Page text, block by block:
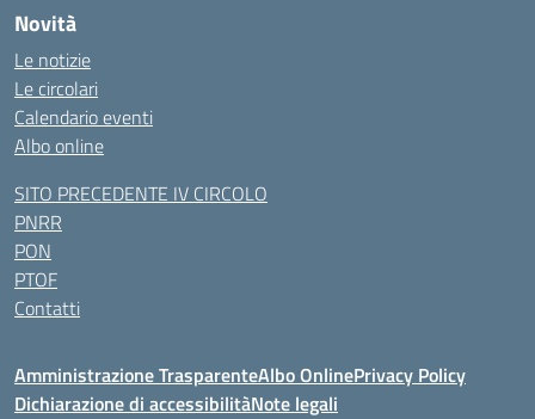
Novità
Le notizie
Le circolari
Calendario eventi
Albo online
SITO PRECEDENTE IV CIRCOLO
PNRR
PON
PTOF
Contatti
Amministrazione TrasparenteAlbo OnlinePrivacy Policy
Dichiarazione di accessibilitàNote legali